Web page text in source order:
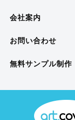
会社案内
お問い合わせ
無料サンプル制作